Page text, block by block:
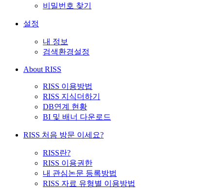
비밀번호 찾기
설정
내 정보
검색환경설정
About RISS
RISS 이용방법
RISS 지식더하기
DB연계 현황
BI 및 배너 다운로드
RISS 처음 방문 이세요?
RISS란?
RISS 이용권한
내 관심논문 등록방법
RISS 자료 유형별 이용방법